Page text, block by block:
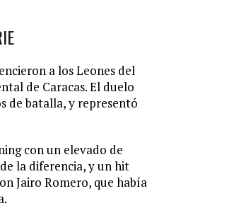
a los Leones del
de Caracas. El duelo
de batalla, y representó
con un elevado de
la diferencia, y un hit
Jairo Romero, que había